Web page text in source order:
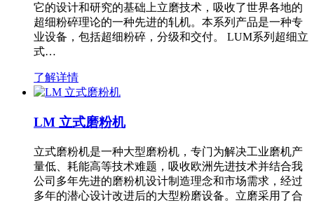
它的设计和研究的基础上立磨技术，吸收了世界各地的
超细粉碎理论的一种先进的轧机。本系列产品是一种专
业设备，包括超细粉碎，分级和交付。 LUM系列超细立
式…
了解详情
LM 立式磨粉机
立式磨粉机是一种大型磨粉机，专门为解决工业磨机产
量低、耗能高等技术难题，吸收欧洲先进技术并结合我
公司多年先进的磨粉机设计制造理念和市场需求，经过
多年的潜心设计改进后的大型粉磨设备。立磨采用了合